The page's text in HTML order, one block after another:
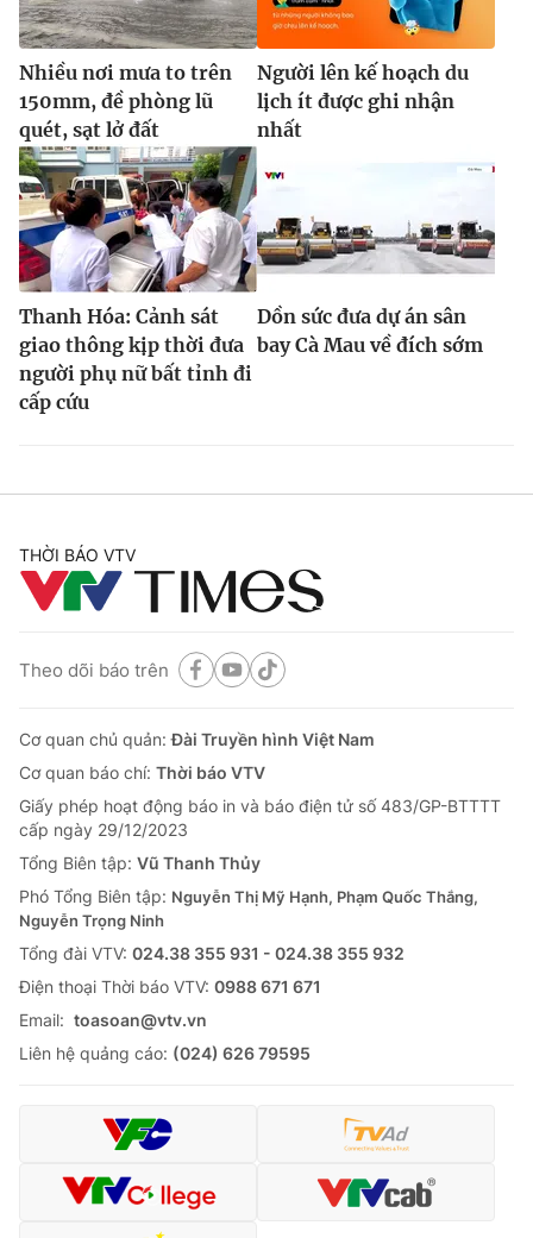
Nhiều nơi mưa to trên
150mm, đề phòng lũ
quét, sạt lở đất
Người lên kế hoạch du
lịch ít được ghi nhận
nhất
Thanh Hóa: Cảnh sát
giao thông kịp thời đưa
người phụ nữ bất tỉnh đi
cấp cứu
Dồn sức đưa dự án sân
bay Cà Mau về đích sớm
THỜI BÁO VTV
Theo dõi báo trên
Cơ quan chủ quản:Đài Truyền hình Việt Nam
Cơ quan báo chí: Thời báo VTV
Giấy phép hoạt động báo in và báo điện tử số 483/GP-BTTTT
cấp ngày 29/12/2023
Tổng Biên tập: Vũ Thanh Thủy
Phó Tổng Biên tập: Nguyễn Thị Mỹ Hạnh, Phạm Quốc Thắng,
Nguyễn Trọng Ninh
Tổng đài VTV: 024.38 355 931 - 024.38 355 932
Ðiện thoại Thời báo VTV: 0988 671 671
Email: toasoan@vtv.vn
Liên hệ quảng cáo: (024) 626 79595